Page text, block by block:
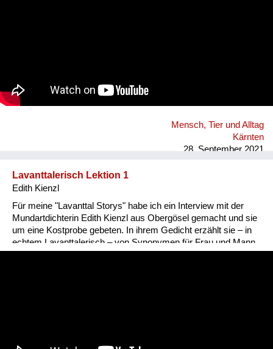
Mensch, Tier und Alltag
Kärnten
28. September 2021
Lavanttalerisch Lektion 1
Edith Kienzl
Für meine "Lavanttal Storys" habe ich ein Interview mit der
Mundartdichterin Edith Kienzl aus Obergösel gemacht und sie
um eine Kostprobe gebeten. In ihrem Gedicht erzählt sie – in
echtem Lavanttalerisch – von Synonymen für Frau und Mann.